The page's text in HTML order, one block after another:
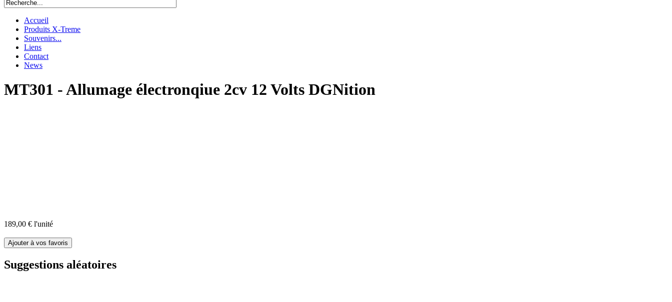
Accueil
Produits X-Treme
Souvenirs...
Liens
Contact
News
MT301 - Allumage électronqiue 2cv 12 Volts DGNition
189,00 € l'unité
Suggestions aléatoires